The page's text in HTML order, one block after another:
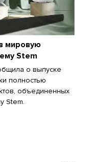
мировую
Stem
о выпуске
полностью
объединенных
Stem.